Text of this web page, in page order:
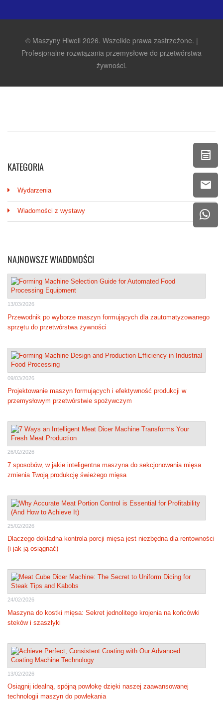
KATEGORIA
Wydarzenia
Wiadomości z wystawy
NAJNOWSZE WIADOMOŚCI
13/03/2026
Przewodnik po wyborze maszyn formujących dla zautomatyzowanego
sprzętu do przetwórstwa żywności
09/03/2026
Projektowanie maszyn formujących i efektywność produkcji w
przemysłowym przetwórstwie spożywczym
26/02/2026
7 sposobów, w jakie inteligentna maszyna do sekcjonowania mięsa
zmienia Twoją produkcję świeżego mięsa
25/02/2026
Dlaczego dokładna kontrola porcji mięsa jest niezbędna dla rentowności
(i jak ją osiągnąć)
24/02/2026
Maszyna do kostki mięsa: Sekret jednolitego krojenia na końcówki
steków i szaszłyki
13/02/2026
Osiągnij idealną, spójną powłokę dzięki naszej zaawansowanej
technologii maszyn do powlekania